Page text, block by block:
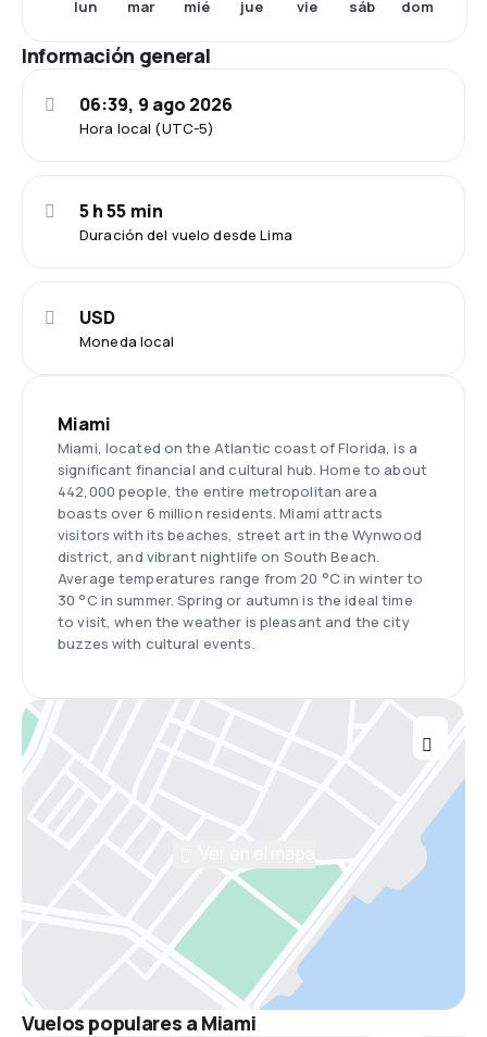
lun mar mié jue vie sáb dom
Información general
Hora local (UTC-5)
06:39, 9 ago 2026
Duración del vuelo desde Lima
5 h 55 min
Moneda local
USD
Miami
Miami, located on the Atlantic coast of Florida, is a
significant financial and cultural hub. Home to about
442,000 people, the entire metropolitan area
boasts over 6 million residents. Miami attracts
visitors with its beaches, street art in the Wynwood
district, and vibrant nightlife on South Beach.
Average temperatures range from 20 °C in winter to
30 °C in summer. Spring or autumn is the ideal time
to visit, when the weather is pleasant and the city
buzzes with cultural events.
Vuelos populares a Miami